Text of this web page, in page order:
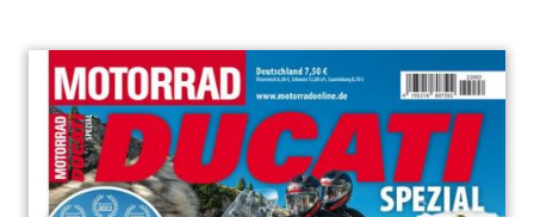
Main image
Click to view image in fullscreen